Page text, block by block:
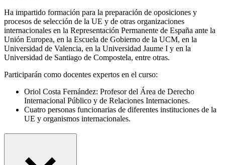
Ha impartido formación para la preparación de oposiciones y
procesos de selección de la UE y de otras organizaciones
internacionales en la Representación Permanente de España ante la
Unión Europea, en la Escuela de Gobierno de la UCM, en la
Universidad de Valencia, en la Universidad Jaume I y en la
Universidad de Santiago de Compostela, entre otras.
Participarán como docentes expertos en el curso:
Oriol Costa Fernández: Profesor del Área de Derecho
Internacional Público y de Relaciones Internaciones.
Cuatro personas funcionarias de diferentes instituciones de la
UE y organismos internacionales.